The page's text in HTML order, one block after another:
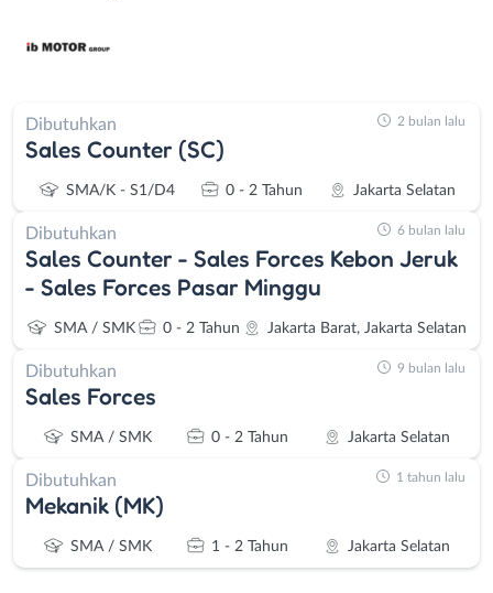
Dibutuhkan
Sales Counter (SC)
SMA/K - S1/D4 0 - 2 Tahun Jakarta Selatan
2 bulan lalu
Dibutuhkan
Sales Counter - Sales Forces Kebon Jeruk
- Sales Forces Pasar Minggu
SMA / SMK 0 - 2 Tahun Jakarta Barat, Jakarta Selatan
6 bulan lalu
Dibutuhkan
Sales Forces
SMA / SMK 0 - 2 Tahun Jakarta Selatan
9 bulan lalu
Dibutuhkan
Mekanik (MK)
SMA / SMK 1 - 2 Tahun Jakarta Selatan
1 tahun lalu